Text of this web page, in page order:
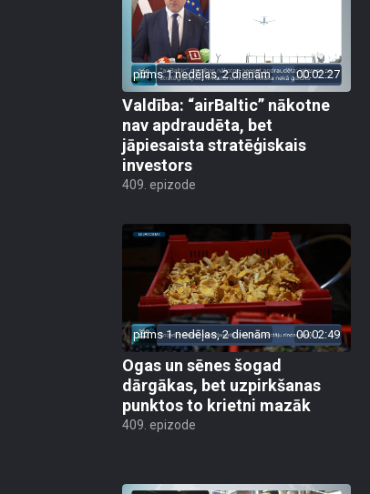
pirms 1 nedēļas, 2 dienām 00:02:27
Valdība: “airBaltic” nākotne
nav apdraudēta, bet
jāpiesaista stratēģiskais
investors
409. epizode
pirms 1 nedēļas, 2 dienām 00:02:49
Ogas un sēnes šogad
dārgākas, bet uzpirkšanas
punktos to krietni mazāk
409. epizode